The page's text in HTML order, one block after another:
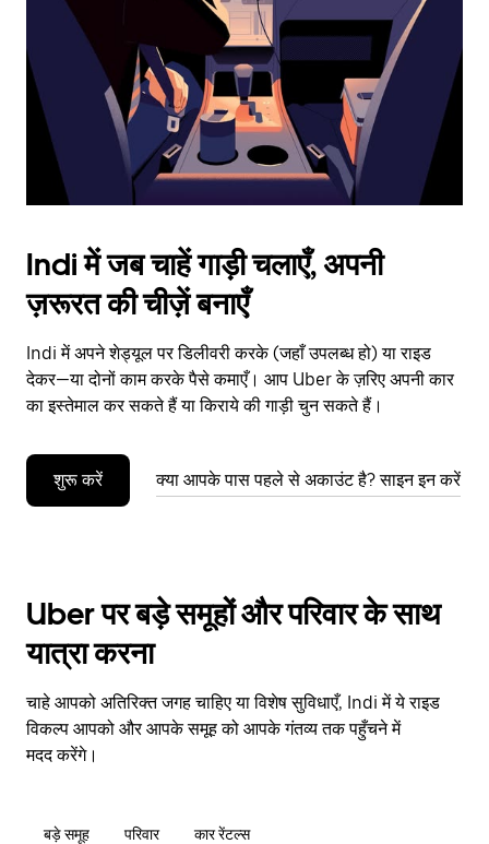
the
calendar.
Indi में जब चाहें गाड़ी चलाएँ, अपनी
ज़रूरत की चीज़ें बनाएँ
Indi में अपने शेड्यूल पर डिलीवरी करके (जहाँ उपलब्ध हो) या राइड
देकर—या दोनों काम करके पैसे कमाएँ। आप Uber के ज़रिए अपनी कार
का इस्तेमाल कर सकते हैं या किराये की गाड़ी चुन सकते हैं।
शुरू करें क्या आपके पास पहले से अकाउंट है? साइन इन करें
Uber पर बड़े समूहों और परिवार के साथ
यात्रा करना
चाहे आपको अतिरिक्त जगह चाहिए या विशेष सुविधाएँ, Indi में ये राइड
विकल्प आपको और आपके समूह को आपके गंतव्य तक पहुँचने में
मदद करेंगे।
बड़े समूह परिवार कार रेंटल्स